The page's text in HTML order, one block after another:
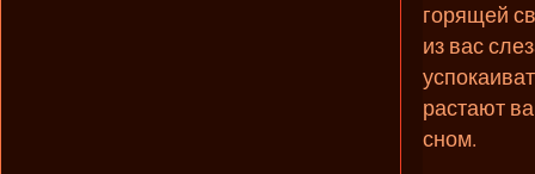
горящей
из вас
растают
сном.